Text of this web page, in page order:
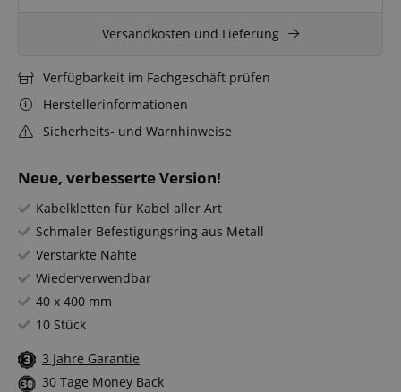
Neue, verbesserte Version!
Kabelkletten für Kabel aller Art
Schmaler Befestigungsring aus Metall
Verstärkte Nähte
Wiederverwendbar
40 x 400 mm
10 Stück
3 Jahre Garantie
30 Tage Money Back
Versandkosten und Lieferung
Verfügbarkeit im Fachgeschäft prüfen
Herstellerinformationen
Sicherheits- und Warnhinweise